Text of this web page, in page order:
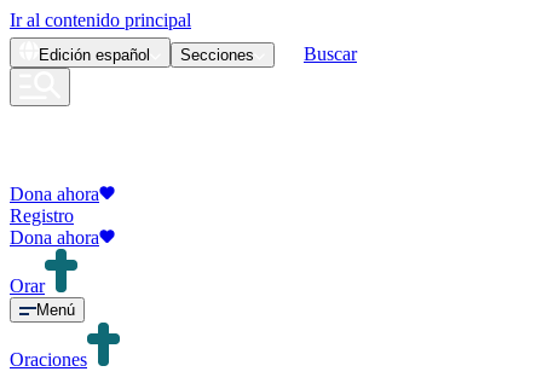
Ir al contenido principal
Edición español Secciones Buscar
Dona ahora
Registro
Dona ahora
Orar
Menú
Oraciones